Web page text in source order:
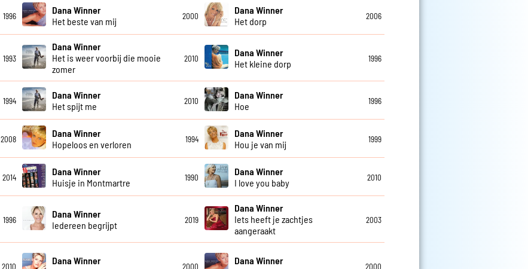
1996
Dana Winner
Het beste van mij
2000
Dana Winner
Het dorp
2006
1993
Dana Winner
Het is weer voorbij die mooie
zomer
2010
Dana Winner
Het kleine dorp
1996
1994
Dana Winner
Het spijt me
2010
Dana Winner
Hoe
1996
2008
Dana Winner
Hopeloos en verloren
1994
Dana Winner
Hou je van mij
1999
2014
Dana Winner
Huisje in Montmartre
1990
Dana Winner
I love you baby
2010
1996
Dana Winner
Iedereen begrijpt
2019
Dana Winner
Iets heeft je zachtjes
aangeraakt
2003
2010
Dana Winner
2000
Dana Winner
2000